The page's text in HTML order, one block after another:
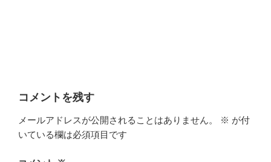
コメントを残す
メールアドレスが公開されることはありません。 ※ が付
いている欄は必須項目です